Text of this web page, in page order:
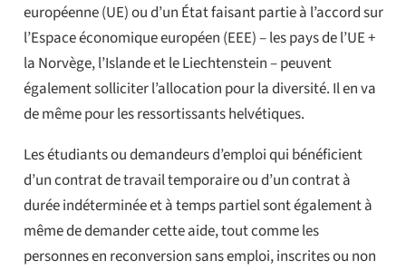
européenne (UE) ou d’un État faisant partie à l’accord sur
l’Espace économique européen (EEE) – les pays de l’UE +
la Norvège, l’Islande et le Liechtenstein – peuvent
également solliciter l’allocation pour la diversité. Il en va
de même pour les ressortissants helvétiques.
Les étudiants ou demandeurs d’emploi qui bénéficient
d’un contrat de travail temporaire ou d’un contrat à
durée indéterminée et à temps partiel sont également à
même de demander cette aide, tout comme les
personnes en reconversion sans emploi, inscrites ou non